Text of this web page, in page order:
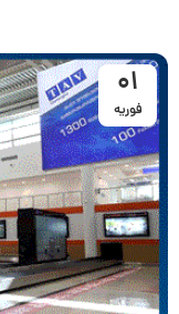
01
فوریه